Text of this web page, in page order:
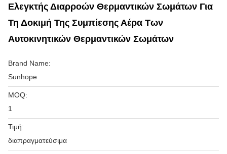
Ελεγκτής Διαρροών Θερμαντικών Σωμάτων Για
Τη Δοκιμή Της Συμπίεσης Αέρα Των
Αυτοκινητικών Θερμαντικών Σωμάτων
Brand Name:
Sunhope
MOQ:
1
Τιμή:
διαπραγματεύσιμα